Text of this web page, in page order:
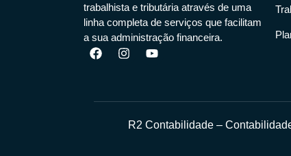
trabalhista e tributária através de uma
linha completa de serviços que facilitam
a sua administração financeira.
R2 Contabilidade –